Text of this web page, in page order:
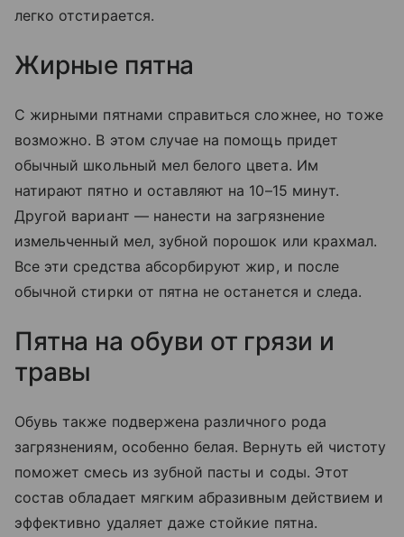
легко отстирается.
Жирные пятна
С жирными пятнами справиться сложнее, но тоже
возможно. В этом случае на помощь придет
обычный школьный мел белого цвета. Им
натирают пятно и оставляют на 10–15 минут.
Другой вариант — нанести на загрязнение
измельченный мел, зубной порошок или крахмал.
Все эти средства абсорбируют жир, и после
обычной стирки от пятна не останется и следа.
Пятна на обуви от грязи и
травы
Обувь также подвержена различного рода
загрязнениям, особенно белая. Вернуть ей чистоту
поможет смесь из зубной пасты и соды. Этот
состав обладает мягким абразивным действием и
эффективно удаляет даже стойкие пятна.